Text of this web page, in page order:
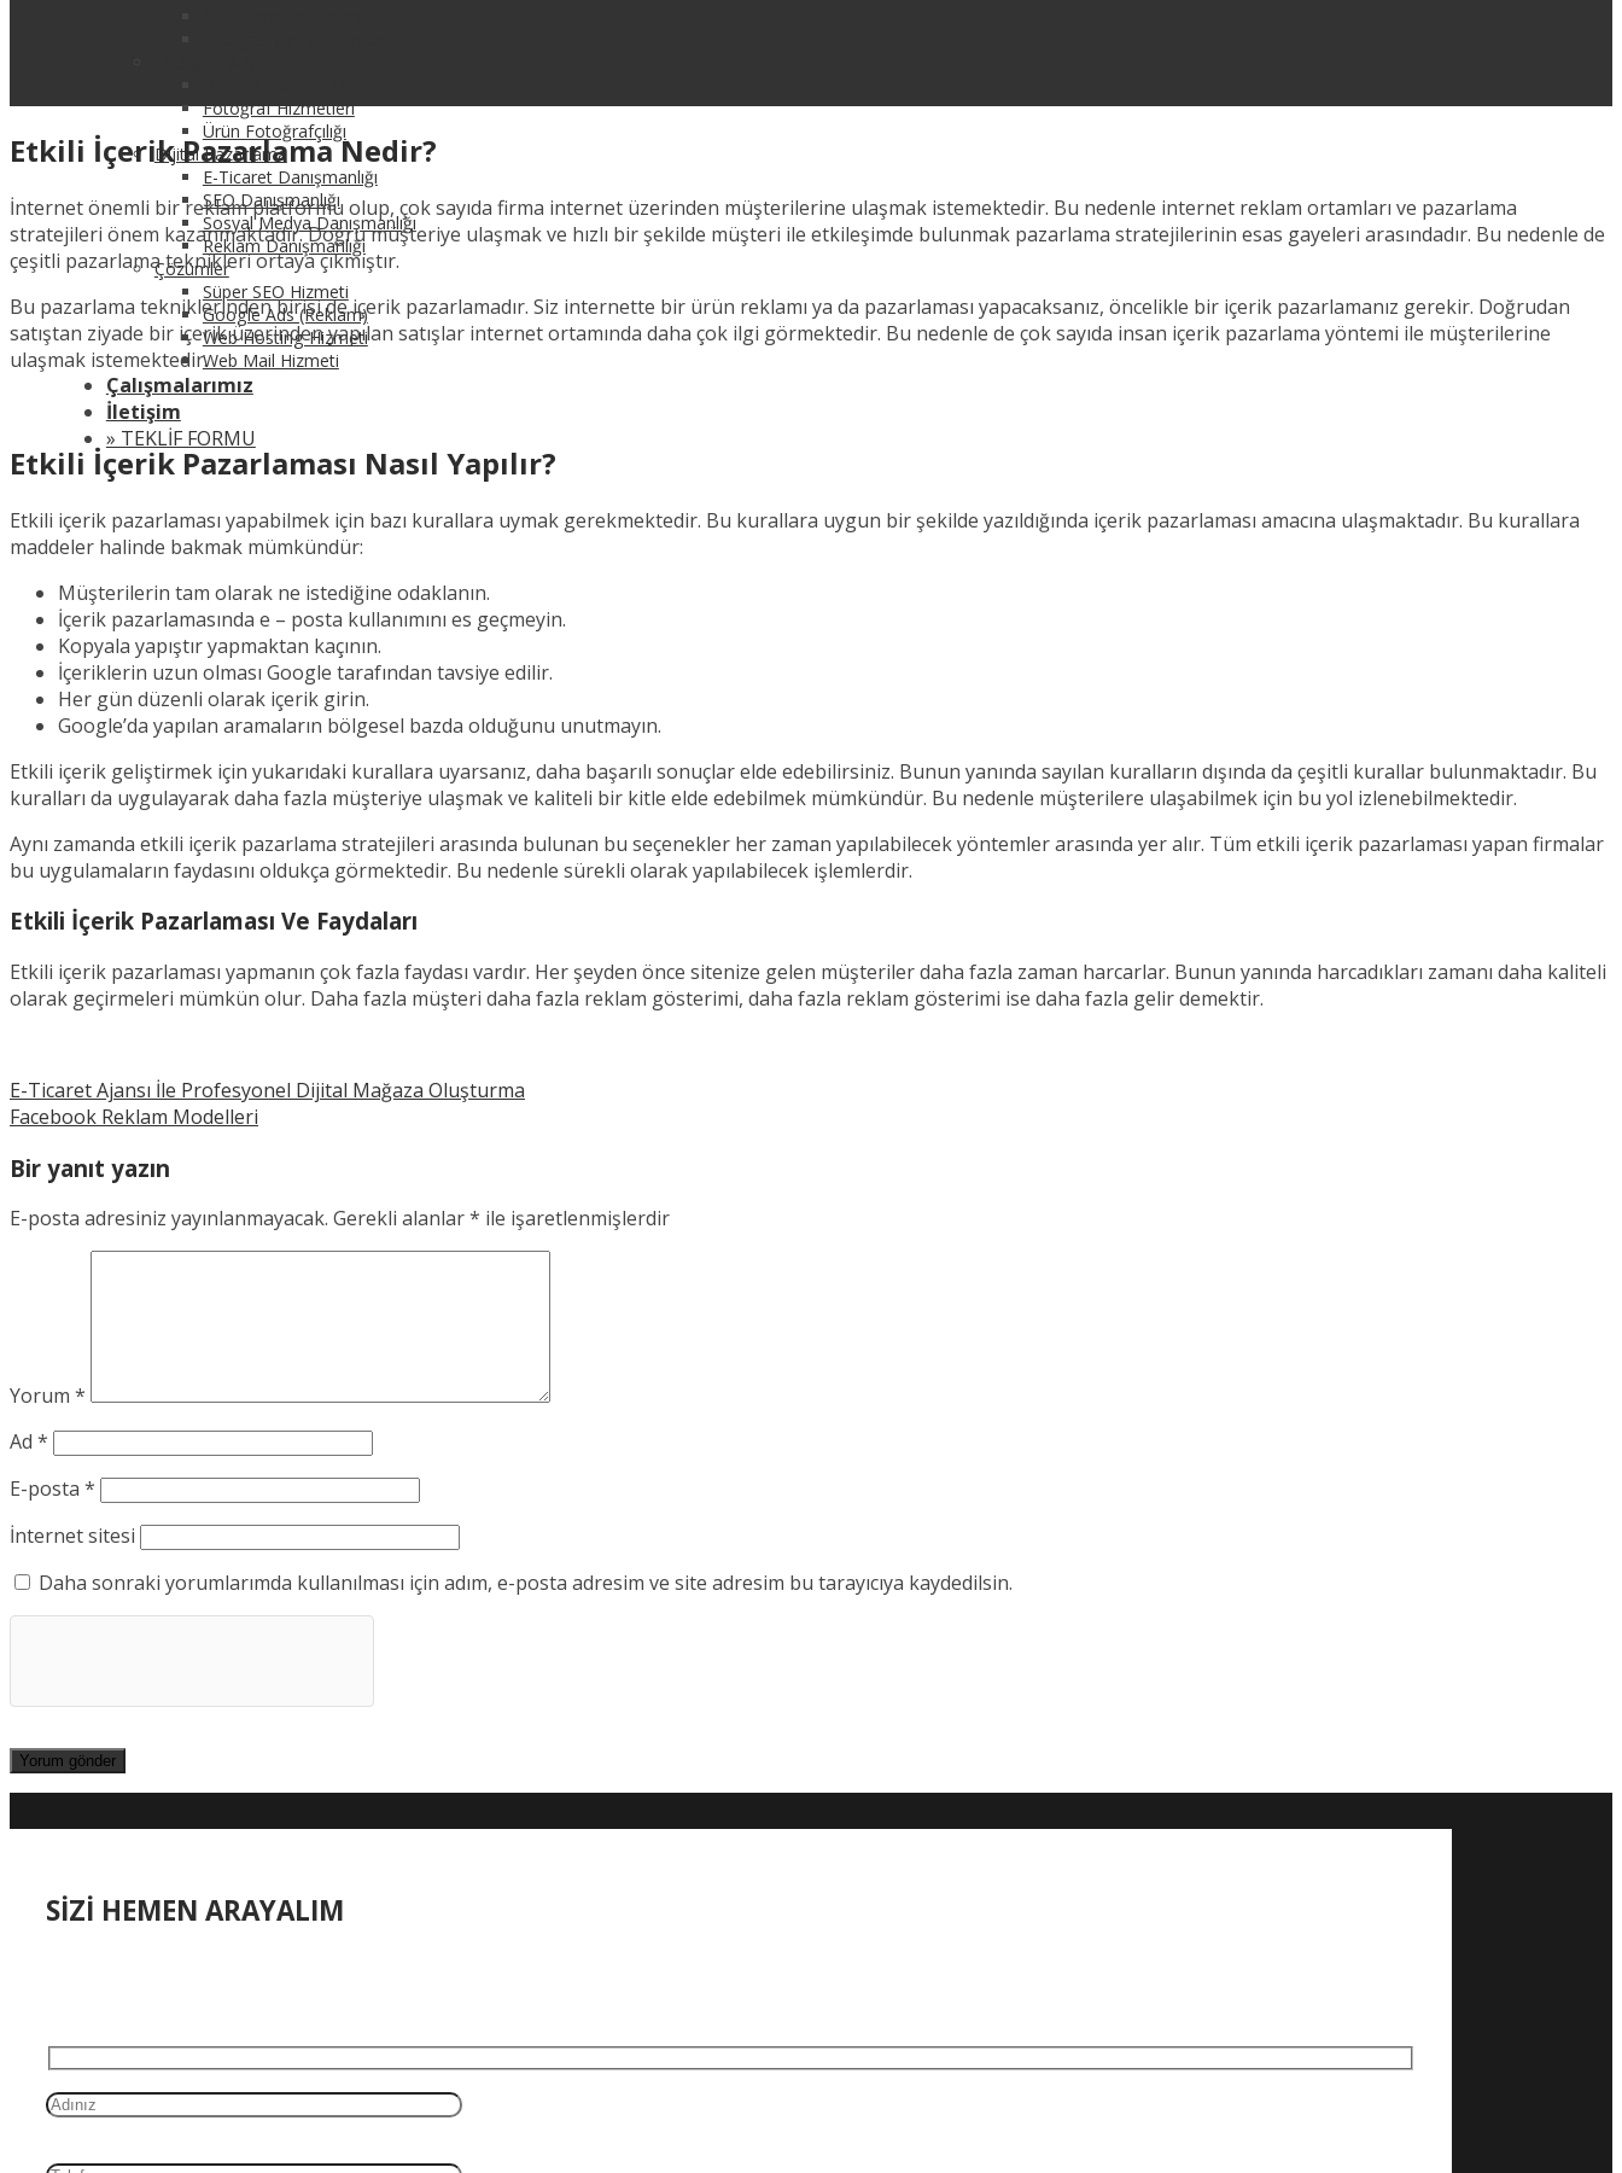
Fotoğraf Hizmetleri
Ürün Fotoğrafçılığı
Dijital Pazarlama
E-Ticaret Danışmanlığı
SEO Danışmanlığı
Sosyal Medya Danışmanlığı
Reklam Danışmanlığı
Çözümler
Süper SEO Hizmeti
Google Ads (Reklam)
Web Hosting Hizmeti
Web Mail Hizmeti
Çalışmalarımız
İletişim
» TEKLİF FORMU
Etkili İçerik Pazarlama Nedir?
İnternet önemli bir reklam platformu olup, çok sayıda firma internet üzerinden müşterilerine ulaşmak istemektedir. Bu nedenle internet reklam ortamları ve pazarlama
stratejileri önem kazanmaktadır. Doğru müşteriye ulaşmak ve hızlı bir şekilde müşteri ile etkileşimde bulunmak pazarlama stratejilerinin esas gayeleri arasındadır. Bu nedenle de
çeşitli pazarlama teknikleri ortaya çıkmıştır.
Bu pazarlama tekniklerinden birisi de içerik pazarlamadır. Siz internette bir ürün reklamı ya da pazarlaması yapacaksanız, öncelikle bir içerik pazarlamanız gerekir. Doğrudan
satıştan ziyade bir içerik üzerinden yapılan satışlar internet ortamında daha çok ilgi görmektedir. Bu nedenle de çok sayıda insan içerik pazarlama yöntemi ile müşterilerine
ulaşmak istemektedir.
Etkili İçerik Pazarlaması Nasıl Yapılır?
Etkili içerik pazarlaması yapabilmek için bazı kurallara uymak gerekmektedir. Bu kurallara uygun bir şekilde yazıldığında içerik pazarlaması amacına ulaşmaktadır. Bu kurallara
maddeler halinde bakmak mümkündür:
Müşterilerin tam olarak ne istediğine odaklanın.
İçerik pazarlamasında e – posta kullanımını es geçmeyin.
Kopyala yapıştır yapmaktan kaçının.
İçeriklerin uzun olması Google tarafından tavsiye edilir.
Her gün düzenli olarak içerik girin.
Google’da yapılan aramaların bölgesel bazda olduğunu unutmayın.
Etkili içerik geliştirmek için yukarıdaki kurallara uyarsanız, daha başarılı sonuçlar elde edebilirsiniz. Bunun yanında sayılan kuralların dışında da çeşitli kurallar bulunmaktadır. Bu
kuralları da uygulayarak daha fazla müşteriye ulaşmak ve kaliteli bir kitle elde edebilmek mümkündür. Bu nedenle müşterilere ulaşabilmek için bu yol izlenebilmektedir.
Aynı zamanda etkili içerik pazarlama stratejileri arasında bulunan bu seçenekler her zaman yapılabilecek yöntemler arasında yer alır. Tüm etkili içerik pazarlaması yapan firmalar
bu uygulamaların faydasını oldukça görmektedir. Bu nedenle sürekli olarak yapılabilecek işlemlerdir.
Etkili İçerik Pazarlaması Ve Faydaları
Etkili içerik pazarlaması yapmanın çok fazla faydası vardır. Her şeyden önce sitenize gelen müşteriler daha fazla zaman harcarlar. Bunun yanında harcadıkları zamanı daha kaliteli
olarak geçirmeleri mümkün olur. Daha fazla müşteri daha fazla reklam gösterimi, daha fazla reklam gösterimi ise daha fazla gelir demektir.
E-Ticaret Ajansı İle Profesyonel Dijital Mağaza Oluşturma
Facebook Reklam Modelleri
Bir yanıt yazın
E-posta adresiniz yayınlanmayacak. Gerekli alanlar* ile işaretlenmişlerdir
Yorum *
Ad *
E-posta *
İnternet sitesi
Daha sonraki yorumlarımda kullanılması için adım, e-posta adresim ve site adresim bu tarayıcıya kaydedilsin.
SİZİ HEMEN ARAYALIM